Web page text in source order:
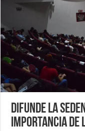
Difunde la
importancia de